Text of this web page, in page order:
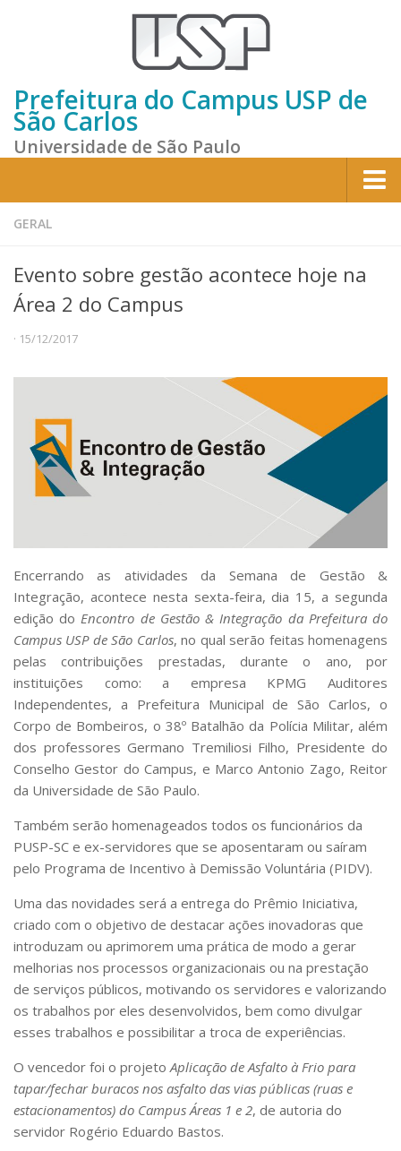
Prefeitura do Campus USP de
São Carlos
Universidade de São Paulo
Home
Sobre a Prefeitura
Gestão atual
Missão e Valores
Divisões e Seções
Pessoas
Localização
Serviços
Segurança e Acessos
Obras e Manutenção
Transporte, Moradia e Alimentação
Promoção Social
Saúde Mental
Esporte, Arte e Cultura
Resíduos Químicos
Creche e Pré-Escola
Comunicação e Informática
Programas e Ações
Terceira Idade
Pequeno Cidadão
Campus Universitário
Ensino e Pesquisa
Sobre o Campus
Conselho Gestor
Dirigentes
GERAL
Evento sobre gestão acontece hoje na
Área 2 do Campus
· 15/12/2017
Encerrando as atividades da Semana de Gestão &
Integração, acontece nesta sexta-feira, dia 15, a segunda
edição doEncontro de Gestão & Integração da Prefeitura do
Campus USP de São Carlos, no qual serão feitas homenagens
pelas contribuições prestadas, durante o ano, por
instituições como: a empresa KPMG Auditores
Independentes, a Prefeitura Municipal de São Carlos, o
Corpo de Bombeiros, o 38º Batalhão da Polícia Militar, além
dos professores Germano Tremiliosi Filho, Presidente do
Conselho Gestor do Campus, e Marco Antonio Zago, Reitor
da Universidade de São Paulo.
Também serão homenageados todos os funcionários da
PUSP-SC e ex-servidores que se aposentaram ou saíram
pelo Programa de Incentivo à Demissão Voluntária (PIDV).
Uma das novidades será a entrega do Prêmio Iniciativa,
criado com o objetivo de destacar ações inovadoras que
introduzam ou aprimorem uma prática de modo a gerar
melhorias nos processos organizacionais ou na prestação
de serviços públicos, motivando os servidores e valorizando
os trabalhos por eles desenvolvidos, bem como divulgar
esses trabalhos e possibilitar a troca de experiências.
O vencedor foi o projetoAplicação de Asfalto à Frio para
tapar/fechar buracos nos asfalto das vias públicas (ruas e
estacionamentos) do Campus Áreas 1 e 2, de autoria do
servidor Rogério Eduardo Bastos.